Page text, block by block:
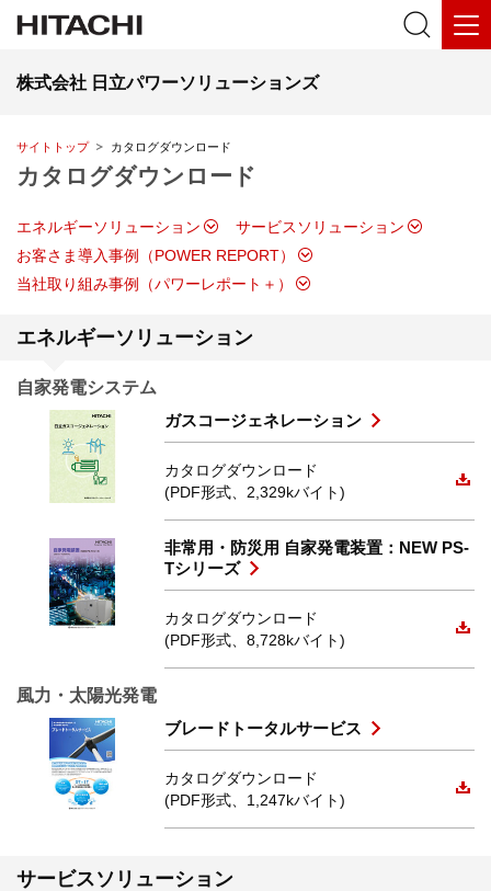
株式会社 日立パワーソリューションズ
サイトトップ カタログダウンロード
カタログダウンロード
エネルギーソリューション
サービスソリューション
お客さま導入事例（POWER REPORT）
当社取り組み事例（パワーレポート＋）
エネルギーソリューション
自家発電システム
ガスコージェネレーション
カタログダウンロード
(PDF形式、2,329kバイト)
非常用・防災用 自家発電装置：NEW PS-
Tシリーズ
カタログダウンロード
(PDF形式、8,728kバイト)
風力・太陽光発電
ブレードトータルサービス
カタログダウンロード
(PDF形式、1,247kバイト)
サービスソリューション